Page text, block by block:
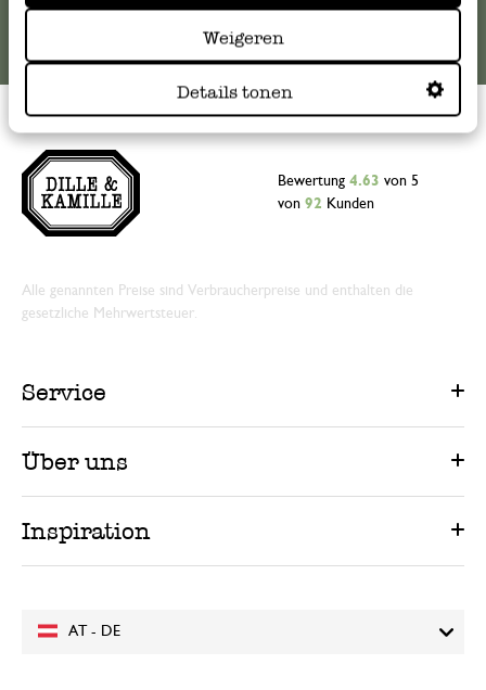
Weigeren
Details tonen
AT - DE
Bewertung 4.63 von 5
von 92 Kunden
Alle genannten Preise sind Verbraucherpreise und enthalten die
gesetzliche Mehrwertsteuer.
Service
Über uns
Inspiration